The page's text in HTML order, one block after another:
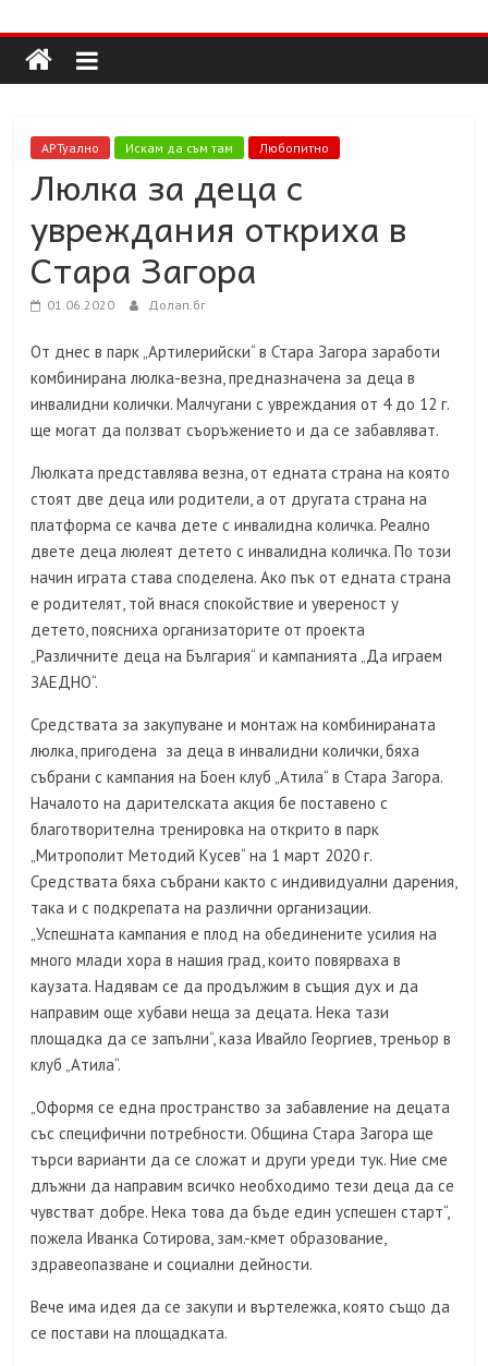
to
content
Долап
БГ
култура|
пътешествия|
мода|
събития|
кухня|
реклама|
АРТуално Искам да съм там Любопитно
Люлка за деца с
увреждания откриха в
Стара Загора
01.06.2020 Долап.бг
От днес в парк „Артилерийски“ в Стара Загора заработи
комбинирана люлка-везна, предназначена за деца в
инвалидни колички. Малчугани с увреждания от 4 до 12 г.
ще могат да ползват съоръжението и да се забавляват.
Люлката представлява везна, от едната страна на която
стоят две деца или родители, а от другата страна на
платформа се качва дете с инвалидна количка. Реално
двете деца люлеят детето с инвалидна количка. По този
начин играта става споделена. Ако пък от едната страна
е родителят, той внася спокойствие и увереност у
детето, поясниха организаторите от проекта
„Различните деца на България“ и кампанията „Да играем
ЗАЕДНО“.
Средствата за закупуване и монтаж на комбинираната
люлка, пригодена за деца в инвалидни колички, бяха
събрани с кампания на Боен клуб „Атила“ в Стара Загора.
Началото на дарителската акция бе поставено с
благотворителна тренировка на открито в парк
„Митрополит Методий Кусев“ на 1 март 2020 г.
Средствата бяха събрани както с индивидуални дарения,
така и с подкрепата на различни организации.
„Успешната кампания е плод на обединените усилия на
много млади хора в нашия град, които повярваха в
каузата. Надявам се да продължим в същия дух и да
направим още хубави неща за децата. Нека тази
площадка да се запълни“, каза Ивайло Георгиев, треньор в
клуб „Атила“.
„Оформя се една пространство за забавление на децата
със специфични потребности. Община Стара Загора ще
търси варианти да се сложат и други уреди тук. Ние сме
длъжни да направим всичко необходимо тези деца да се
чувстват добре. Нека това да бъде един успешен старт“,
пожела Иванка Сотирова, зам.-кмет образование,
здравеопазване и социални дейности.
Вече има идея да се закупи и въртележка, която също да
се постави на площадката.